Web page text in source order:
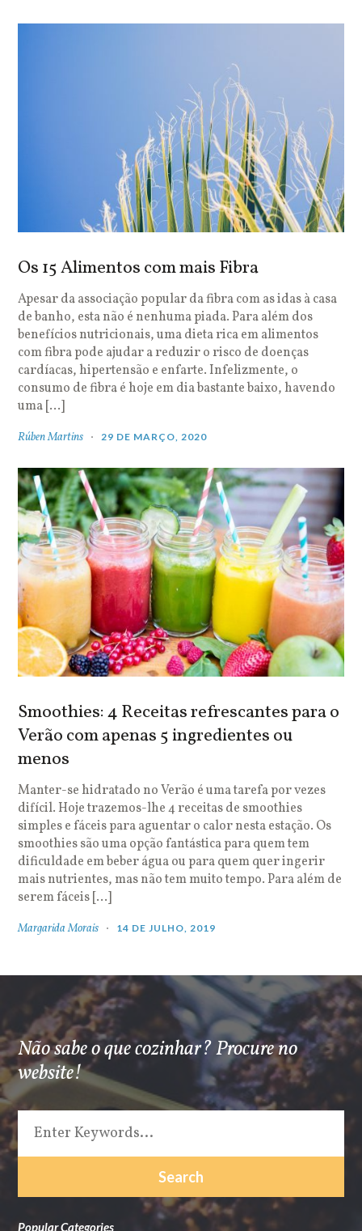
Os 15 Alimentos com mais Fibra
Apesar da associação popular da fibra com as idas à casa
de banho, esta não é nenhuma piada. Para além dos
benefícios nutricionais, uma dieta rica em alimentos
com fibra pode ajudar a reduzir o risco de doenças
cardíacas, hipertensão e enfarte. Infelizmente, o
consumo de fibra é hoje em dia bastante baixo, havendo
uma […]
Rúben Martins 29 DE MARÇO, 2020
Smoothies: 4 Receitas refrescantes para o
Verão com apenas 5 ingredientes ou
menos
Manter-se hidratado no Verão é uma tarefa por vezes
difícil. Hoje trazemos-lhe 4 receitas de smoothies
simples e fáceis para aguentar o calor nesta estação. Os
smoothies são uma opção fantástica para quem tem
dificuldade em beber água ou para quem quer ingerir
mais nutrientes, mas não tem muito tempo. Para além de
serem fáceis […]
Margarida Morais 14 DE JULHO, 2019
Não sabe o que cozinhar? Procure no
website!
Popular Categories